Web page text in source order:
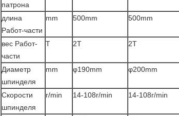
патрона
длина
Работ-части
mm 500mm 500mm
вес Работ-
части
T 2T 2T
Диаметр
шпинделя
mm φ190mm φ200mm
Скорости
шпинделя
r/min 14-108r/min 14-108r/min